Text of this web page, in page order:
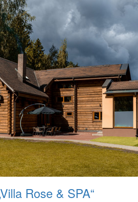
Rose & SPA“